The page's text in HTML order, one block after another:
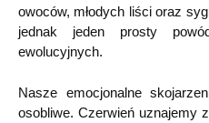
owoców, młodych liści oraz
jednak jeden prosty
ewolucyjnych.
Nasze emocjonalne
osobliwe. Czerwień uznajemy